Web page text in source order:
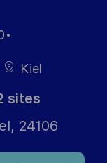
Kiel
sites
24106